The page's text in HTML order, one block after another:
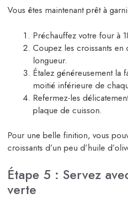
Vous êtes maintenant prêt à
Préchauffez votre four à
Coupez les croissants en
longueur.
Étalez généreusement la
moitié inférieure de
Refermez-les
plaque de cuisson.
Pour une belle finition, vous
croissants d’un peu d’huile
Étape 5 : Servez
verte